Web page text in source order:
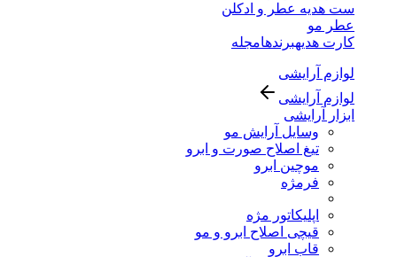
ست هدیه عطر و ادکلن
عطر مو
کارت هدیهبرندهامجله
لوازم آرایشی
لوازم آرایشی
ابزار آرایشی
وسایل آرایش مو
تیغ اصلاح صورت و ابرو
موچین ابرو
فرمژه
اپلیکاتور مژه
قیچی اصلاح ابرو و مو
قاب ابرو